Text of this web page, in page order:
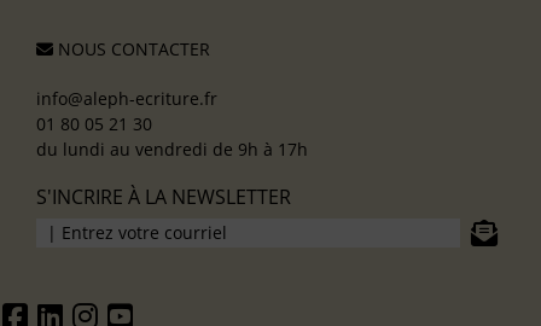
NOUS CONTACTER
info@aleph-ecriture.fr
01 80 05 21 30
du lundi au vendredi de 9h à 17h
S'INCRIRE À LA NEWSLETTER